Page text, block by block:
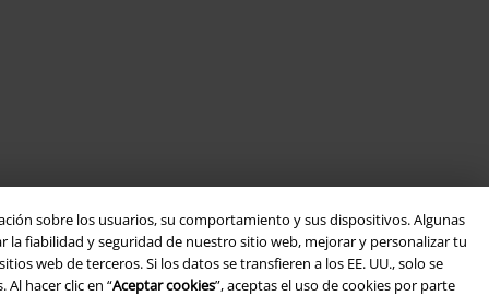
sobre los usuarios, su comportamiento y sus dispositivos. Algunas
fiabilidad y seguridad de nuestro sitio web, mejorar y personalizar tu
web de terceros. Si los datos se transfieren a los EE. UU., solo se
hacer clic en “Aceptar cookies”, aceptas el uso de cookies por parte